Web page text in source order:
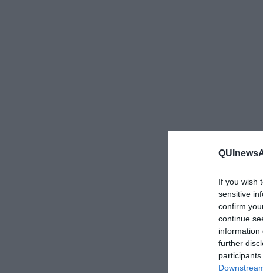
If you wish
sensitive
confirm
continue
information
further